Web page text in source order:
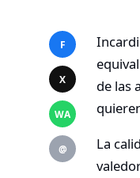
F
X
WA
@
de las
La